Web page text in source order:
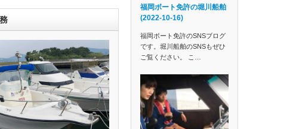
福岡ボート免許の堀川船舶
(2022-10-16)
福岡ボート免許のSNSブログ
です。堀川船舶のSNSもぜひ
ご覧ください。 こ…